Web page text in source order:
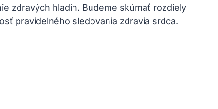
zdravých hladín. Budeme skúmať rozdiely
pravidelného sledovania zdravia srdca.